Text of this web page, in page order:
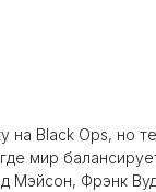
на Black Ops, но
мир
Мэйсон, Фрэнк